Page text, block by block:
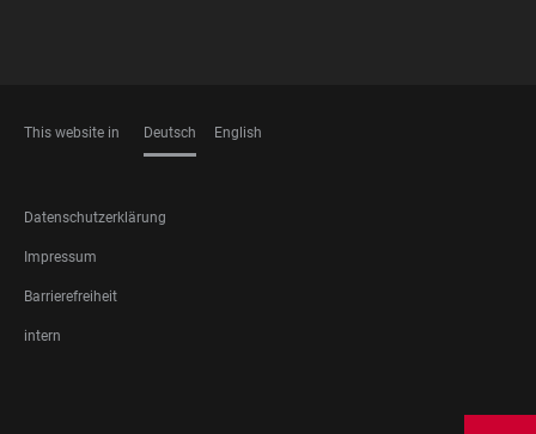
This website in Deutsch English
FOOTER
LEGAL
Datenschutzerklärung
Impressum
Barrierefreiheit
intern